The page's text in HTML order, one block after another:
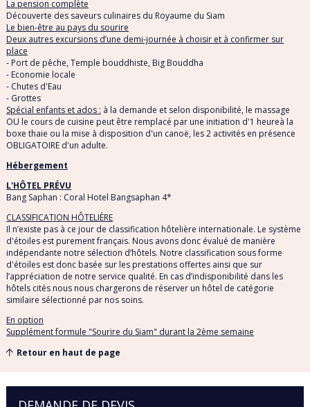
La pension complète
Découverte des saveurs culinaires du Royaume du Siam
Le bien-être au pays du sourire
Deux autres excursions d’une demi-journée à choisir et à confirmer sur
place
- Port de pêche, Temple bouddhiste, Big Bouddha
- Economie locale
- Chutes d'Eau
- Grottes
Spécial enfants et ados : à la demande et selon disponibilité, le massage
OU le cours de cuisine peut être remplacé par une initiation d'1 heureà la
boxe thaie ou la mise à disposition d'un canoë, les 2 activités en présence
OBLIGATOIRE d'un adulte.
Hébergement
L'HÔTEL PRÉVU
Bang Saphan : Coral Hotel Bangsaphan 4*
CLASSIFICATION HÔTELIÈRE
Il n’existe pas à ce jour de classification hôtelière internationale. Le système
d'étoiles est purement français. Nous avons donc évalué de manière
indépendante notre sélection d’hôtels. Notre classification sous forme
d'étoiles est donc basée sur les prestations offertes ainsi que sur
l’appréciation de notre service qualité. En cas d’indisponibilité dans les
hôtels cités nous nous chargerons de réserver un hôtel de catégorie
similaire sélectionné par nos soins.
En option
Supplément formule "Sourire du Siam" durant la 2ème semaine
Retour en haut de page